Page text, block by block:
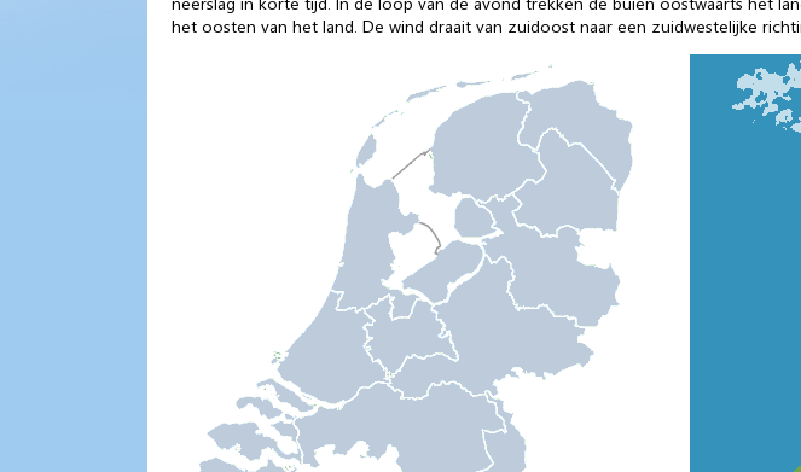
het oosten van het land. De wind draait van zuidoost naar een zuidwestelijke